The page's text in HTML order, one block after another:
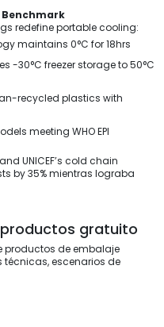
redefine portable cooling:
maintains 0°C for 18hrs
-30°C freezer storage to 50°C
recycled plastics with
meeting WHO EPI
UNICEF’s cold chain
by35% mientras lograba
gratuito
de embalaje
escenarios de